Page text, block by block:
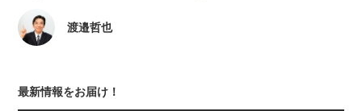
渡邉哲也
最新情報をお届け！